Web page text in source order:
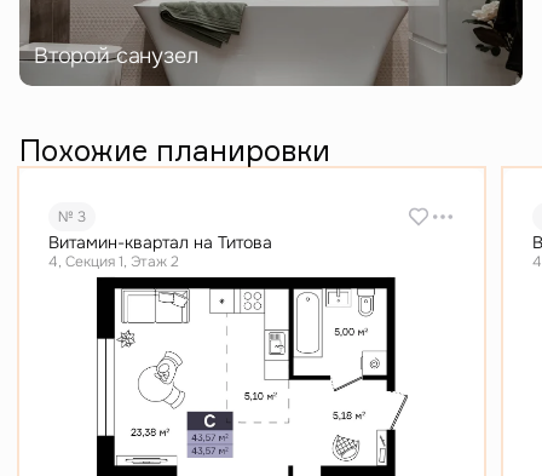
Второй санузел
Похожие планировки
№ 3
Витамин-квартал на Титова
4, Секция 1, Этаж 2